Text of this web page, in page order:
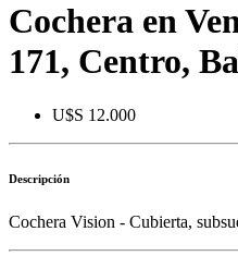
Cochera en
171, Centro,
U$S 12.000
Descripción
Cochera Vision - Cubierta,